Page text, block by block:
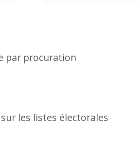
par procuration
les listes électorales